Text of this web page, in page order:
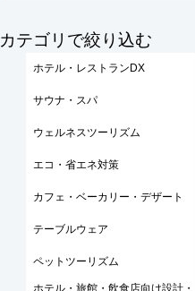
​カテゴリで絞り込む
ホテル・レストランDX
サウナ・スパ
ウェルネスツーリズム
エコ・省エネ対策
カフェ・ベーカリー・デザート
テーブルウェア
ペットツーリズム
ホテル・旅館・飲食店向け設計・